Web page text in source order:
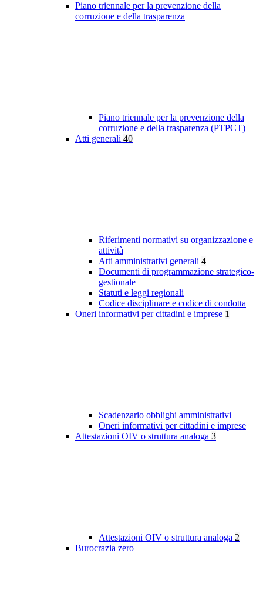
Piano triennale per la prevenzione della
corruzione e della trasparenza
Piano triennale per la prevenzione della
corruzione e della trasparenza (PTPCT)
Atti generali 40
Riferimenti normativi su organizzazione e
attività
Atti amministrativi generali 4
Documenti di programmazione strategico-
gestionale
Statuti e leggi regionali
Codice disciplinare e codice di condotta
Oneri informativi per cittadini e imprese 1
Scadenzario obblighi amministrativi
Oneri informativi per cittadini e imprese
Attestazioni OIV o struttura analoga 3
Attestazioni OIV o struttura analoga 2
Burocrazia zero